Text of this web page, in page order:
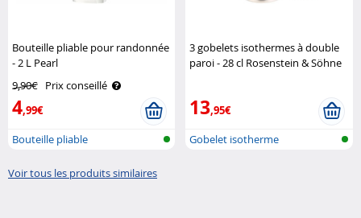
Bouteille pliable pour randonnée
- 2 L Pearl
9,90€ Prix conseillé
4,99€
Bouteille pliable
3 gobelets isothermes à double
paroi - 28 cl Rosenstein & Söhne
13,95€
Gobelet isotherme
Voir tous les produits similaires